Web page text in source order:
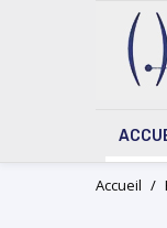
Skip
Accueil /